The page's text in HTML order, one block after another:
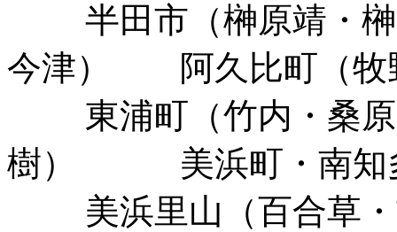
半田市（榊原靖・
今津） 阿久比町（牧
東浦町（竹内・桑
樹） 美浜町・南知多
美浜里山（百合草・